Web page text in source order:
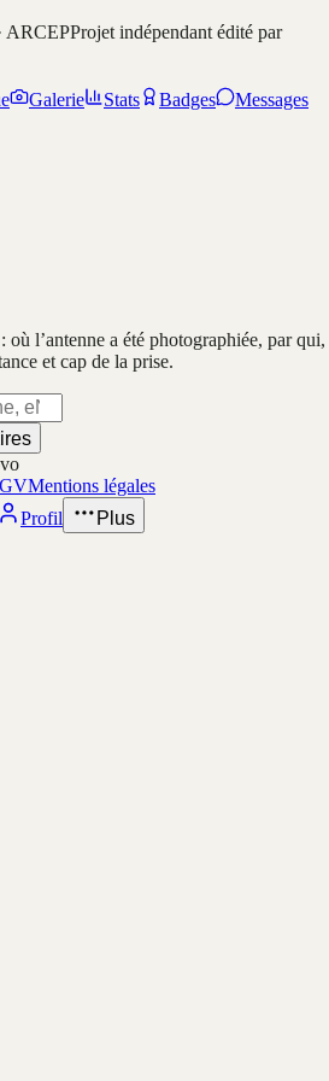
ARCEPProjet indépendant édité par
Galerie Stats Badges
Messages
où l’antenne a été photographiée, par qui,
et cap de la prise.
Mentions légales
Profil Plus